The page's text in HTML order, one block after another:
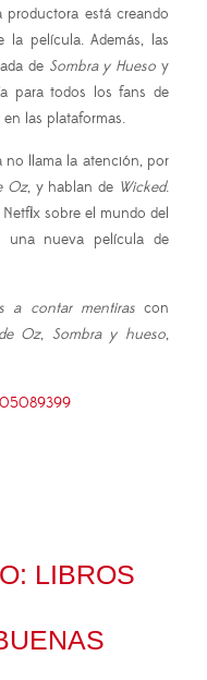
está creando
película. Además, las
de Sombra y Hueso y
para todos los fans de
las plataformas.
no llama la atención, por
Oz, y hablan de Wicked.
sobre el mundo del
nueva película de
a contar mentirascon
Oz, Sombra y hueso,
LIBROS